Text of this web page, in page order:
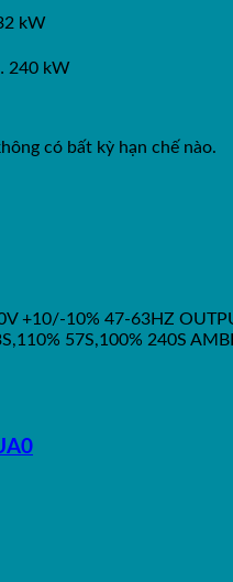
kW
240 kW
có bất kỳ hạn chế nào.
+10/-10% 47-63HZ
57S,100% 240S